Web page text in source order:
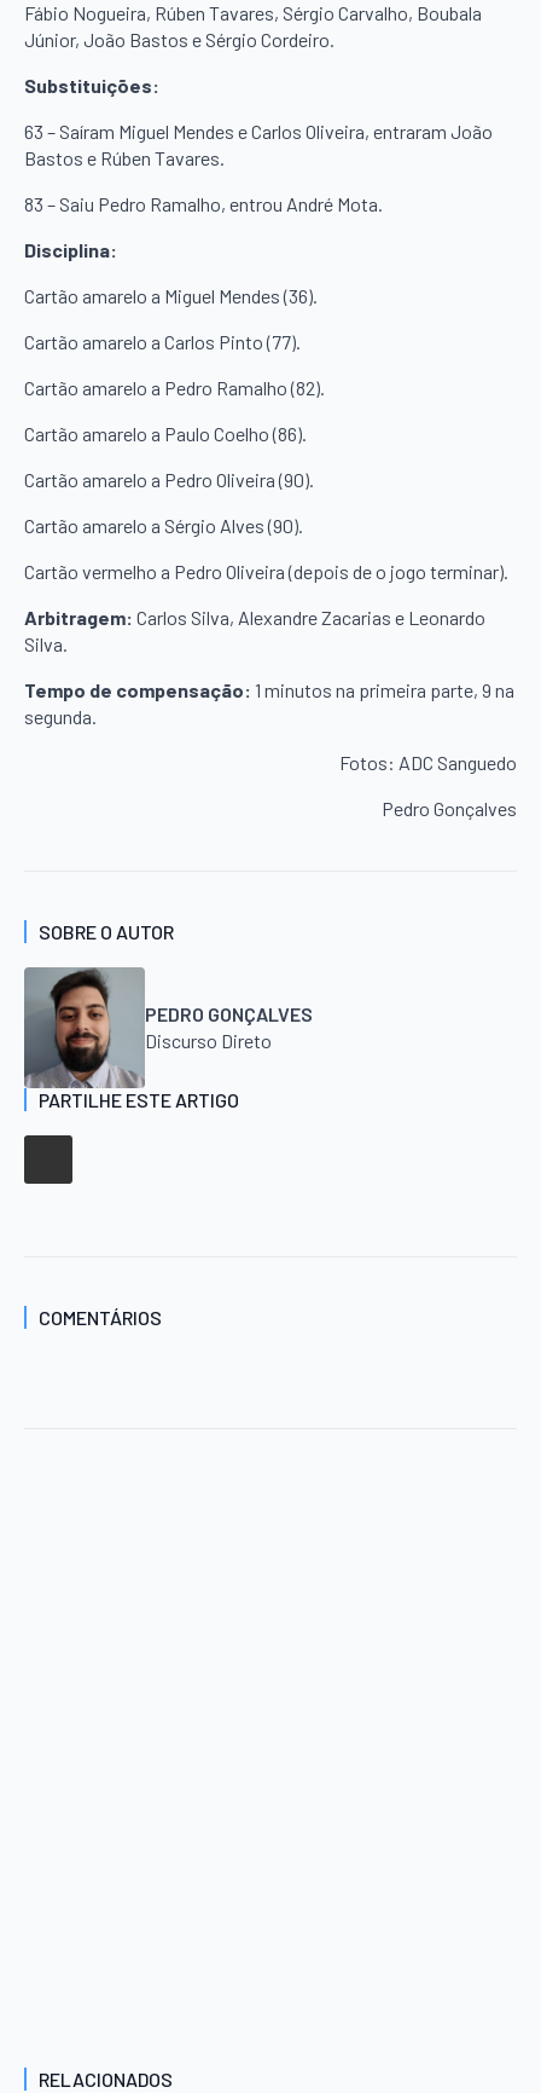
Fábio Nogueira, Rúben Tavares, Sérgio Carvalho, Boubala
Júnior, João Bastos e Sérgio Cordeiro.
Substituições:
63 – Saíram Miguel Mendes e Carlos Oliveira, entraram João
Bastos e Rúben Tavares.
83 – Saiu Pedro Ramalho, entrou André Mota.
Disciplina:
Cartão amarelo a Miguel Mendes (36).
Cartão amarelo a Carlos Pinto (77).
Cartão amarelo a Pedro Ramalho (82).
Cartão amarelo a Paulo Coelho (86).
Cartão amarelo a Pedro Oliveira (90).
Cartão amarelo a Sérgio Alves (90).
Cartão vermelho a Pedro Oliveira (depois de o jogo terminar).
Arbitragem: Carlos Silva, Alexandre Zacarias e Leonardo
Silva.
Tempo de compensação: 1 minutos na primeira parte, 9 na
segunda.
Fotos: ADC Sanguedo
Pedro Gonçalves
SOBRE O AUTOR
PEDRO GONÇALVES
Discurso Direto
PARTILHE ESTE ARTIGO
COMENTÁRIOS
RELACIONADOS